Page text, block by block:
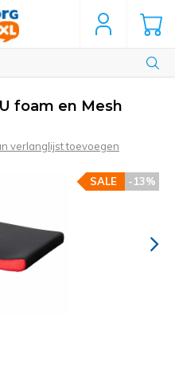
foam en Mesh
verlanglijst toevoegen
-13%
SALE